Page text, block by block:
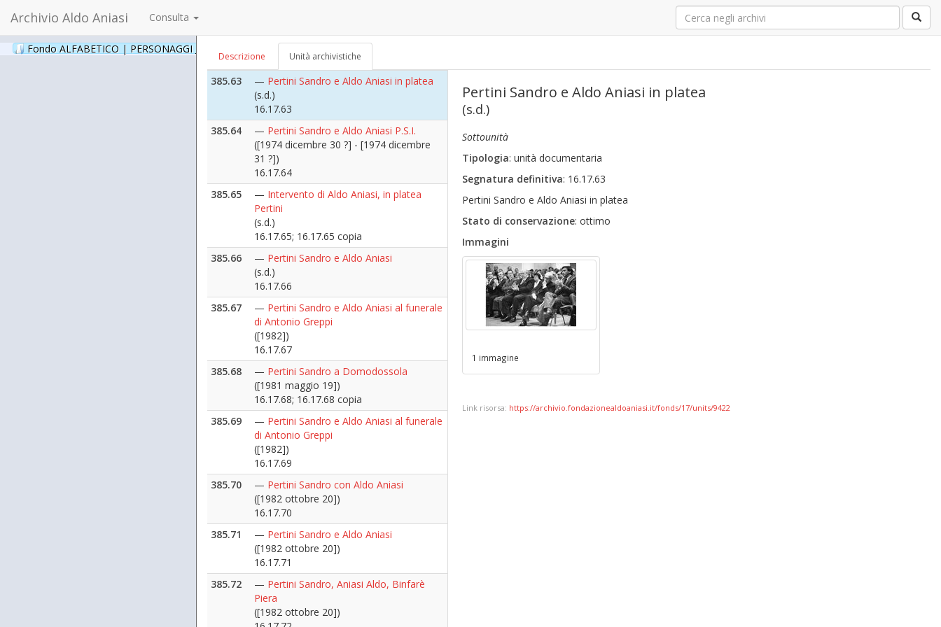
Archivio Aldo Aniasi Consulta
Fondo ALFABETICO | PERSONAGGI _ Archivio Fotografico
Descrizione Unità archivistiche
16.17.62
385.63
— Pertini Sandro e Aldo Aniasi in platea
(s.d.)
16.17.63
385.64
— Pertini Sandro e Aldo Aniasi P.S.I.
([1974 dicembre 30 ?] - [1974 dicembre
31 ?])
16.17.64
385.65
— Intervento di Aldo Aniasi, in platea
Pertini
(s.d.)
16.17.65; 16.17.65 copia
385.66
— Pertini Sandro e Aldo Aniasi
(s.d.)
16.17.66
385.67
— Pertini Sandro e Aldo Aniasi al funerale
di Antonio Greppi
([1982])
16.17.67
385.68
— Pertini Sandro a Domodossola
([1981 maggio 19])
16.17.68; 16.17.68 copia
385.69
— Pertini Sandro e Aldo Aniasi al funerale
di Antonio Greppi
([1982])
16.17.69
385.70
— Pertini Sandro con Aldo Aniasi
([1982 ottobre 20])
16.17.70
385.71
— Pertini Sandro e Aldo Aniasi
([1982 ottobre 20])
16.17.71
385.72
— Pertini Sandro, Aniasi Aldo, Binfarè
Piera
([1982 ottobre 20])
Pertini Sandro e Aldo Aniasi in platea
(s.d.)
Sottounità
Tipologia: unità documentaria
Segnatura definitiva: 16.17.63
Pertini Sandro e Aldo Aniasi in platea
Stato di conservazione: ottimo
Immagini
1 immagine
Link risorsa: https://archivio.fondazionealdoaniasi.it/fonds/17/units/9422